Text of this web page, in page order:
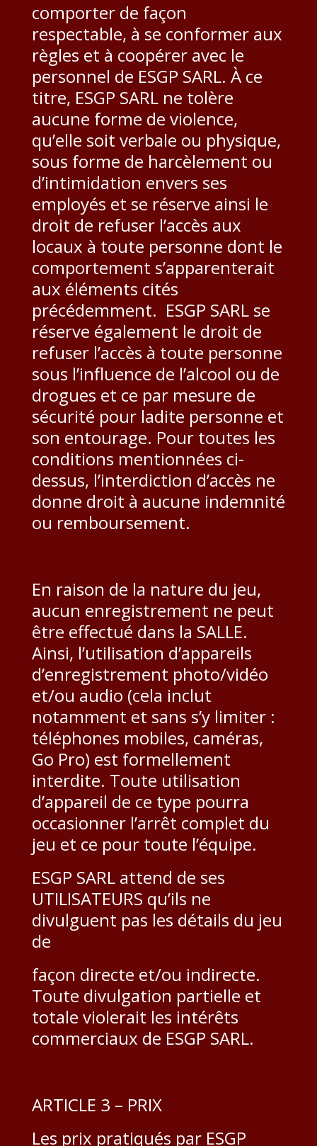
comporter de façon
respectable, à se conformer aux
règles et à coopérer avec le
personnel de ESGP SARL. À ce
titre, ESGP SARL ne tolère
aucune forme de violence,
qu’elle soit verbale ou physique,
sous forme de harcèlement ou
d’intimidation envers ses
employés et se réserve ainsi le
droit de refuser l’accès aux
locaux à toute personne dont le
comportement s’apparenterait
aux éléments cités
précédemment. ESGP SARL se
réserve également le droit de
refuser l’accès à toute personne
sous l’influence de l’alcool ou de
drogues et ce par mesure de
sécurité pour ladite personne et
son entourage. Pour toutes les
conditions mentionnées ci-
dessus, l’interdiction d’accès ne
donne droit à aucune indemnité
ou remboursement.
En raison de la nature du jeu,
aucun enregistrement ne peut
être effectué dans la SALLE.
Ainsi, l’utilisation d’appareils
d’enregistrement photo/vidéo
et/ou audio (cela inclut
notamment et sans s’y limiter :
téléphones mobiles, caméras,
Go Pro) est formellement
interdite. Toute utilisation
d’appareil de ce type pourra
occasionner l’arrêt complet du
jeu et ce pour toute l’équipe.
ESGP SARL attend de ses
UTILISATEURS qu’ils ne
divulguent pas les détails du jeu
de
façon directe et/ou indirecte.
Toute divulgation partielle et
totale violerait les intérêts
commerciaux de ESGP SARL.
ARTICLE 3 – PRIX
Les prix pratiqués par ESGP